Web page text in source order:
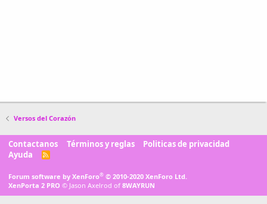
Versos del Corazón
Contactanos Términos y reglas
Politicas de privacidad
Ayuda
R
Forum software by XenForo® © 2010-2020 XenForo Ltd.
XenPorta 2 PRO © Jason Axelrod of 8WAYRUN